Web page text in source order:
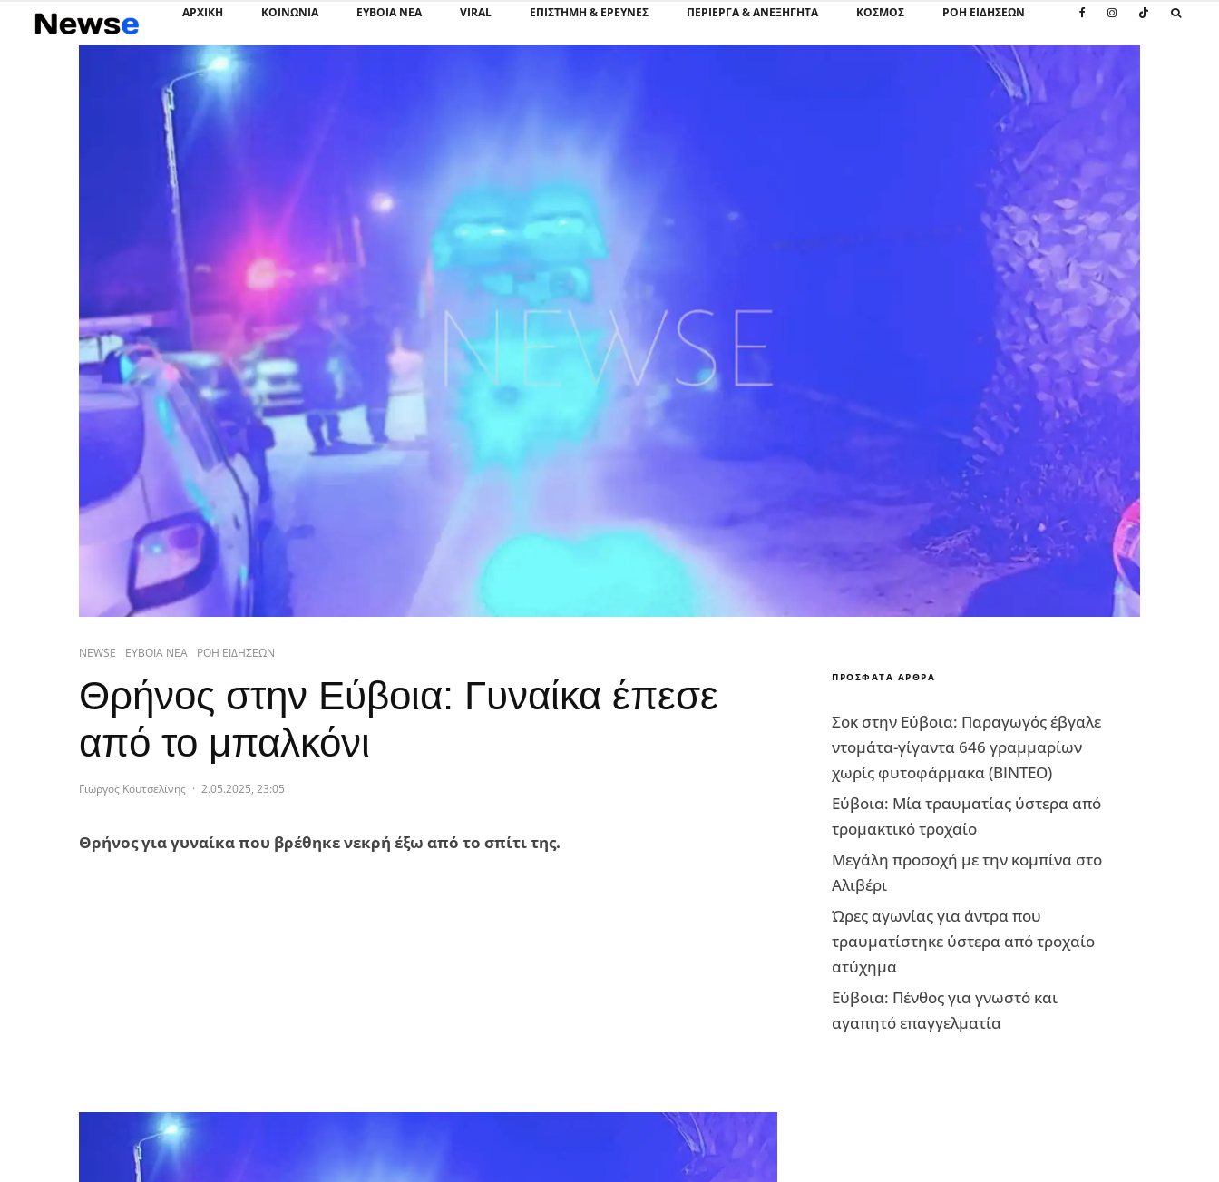
ΑΡΧΙΚΗ ΚΟΙΝΩΝΙΑ ΕΥΒΟΙΑ ΝΕΑ VIRAL ΕΠΙΣΤΉΜΗ & ΈΡΕΥΝΕΣ ΠΕΡΊΕΡΓΑ & ΑΝΕΞΉΓΗΤΑ ΚΌΣΜΟΣ ΡΟΗ ΕΙΔΗΣΕΩΝ
NEWSE ΕΥΒΟΙΑ ΝΕΑ ΡΟΗ ΕΙΔΗΣΕΩΝ
Θρήνος στην Εύβοια: Γυναίκα έπεσε
από το μπαλκόνι
Γιώργος Κουτσελίνης · 2.05.2025, 23:05
Θρήνος για γυναίκα που βρέθηκε νεκρή έξω από το σπίτι της.
ΠΡΌΣΦΑΤΑ ΆΡΘΡΑ
Σοκ στην Εύβοια: Παραγωγός έβγαλε
ντομάτα-γίγαντα 646 γραμμαρίων
χωρίς φυτοφάρμακα (ΒΙΝΤΕΟ)
Εύβοια: Μία τραυματίας ύστερα από
τρομακτικό τροχαίο
Μεγάλη προσοχή με την κομπίνα στο
Αλιβέρι
Ώρες αγωνίας για άντρα που
τραυματίστηκε ύστερα από τροχαίο
ατύχημα
Εύβοια: Πένθος για γνωστό και
αγαπητό επαγγελματία